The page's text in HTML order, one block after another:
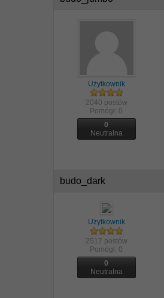
Użytkownik
2040 postów
Pomógł: 0
0
Neutralna
budo_dark
Użytkownik
2517 postów
Pomógł: 0
0
Neutralna